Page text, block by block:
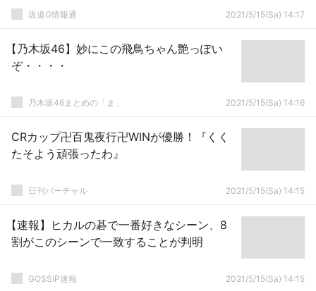
坂道G情報通 2021/5/15(Sa) 14:17
【乃木坂46】妙にこの飛鳥ちゃん艶っぽい
ぞ・・・・
乃木坂46まとめの「ま」 2021/5/15(Sa) 14:16
CRカップ卍百鬼夜行卍WINが優勝！『くく
たそよう頑張ったわ』
日刊バーチャル 2021/5/15(Sa) 14:15
【速報】ヒカルの碁で一番好きなシーン、8
割がこのシーンで一致することが判明
GOSSIP速報 2021/5/15(Sa) 14:15